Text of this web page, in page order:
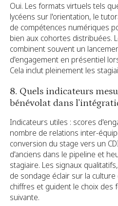
Oui. Les formats virtuels tels
lycéens sur l'orientation, le
de compétences numériques
bien aux cohortes distribuées.
combinent souvent un
d'engagement en présentiel
Cela inclut pleinement les
8. Quels indicateurs
bénévolat dans
Indicateurs utiles : scores
nombre de relations inter-
conversion du stage vers un
d'anciens dans le pipeline et
stagiaire. Les signaux
de sondage éclair sur la
chiffres et guident le choix des
suivante.